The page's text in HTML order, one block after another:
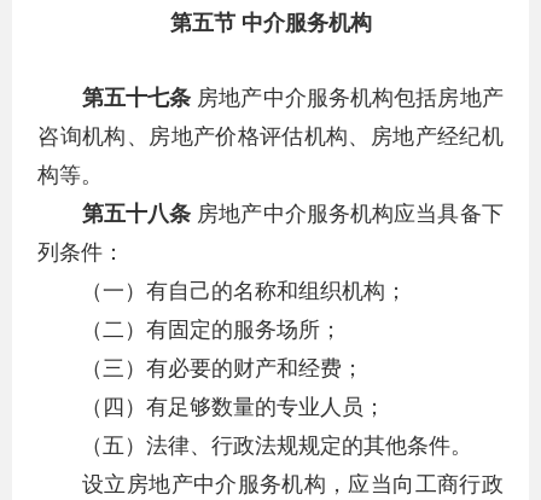
第五节 中介服务机构
第五十七条 房地产中介服务机构包括房地产
咨询机构、房地产价格评估机构、房地产经纪机
构等。
第五十八条 房地产中介服务机构应当具备下
列条件：
（一）有自己的名称和组织机构；
（二）有固定的服务场所；
（三）有必要的财产和经费；
（四）有足够数量的专业人员；
（五）法律、行政法规规定的其他条件。
设立房地产中介服务机构，应当向工商行政